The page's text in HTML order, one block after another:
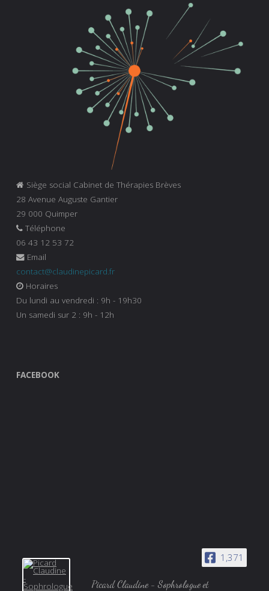
Siège social Cabinet de Thérapies Brèves
28 Avenue Auguste Gantier
29 000 Quimper
Téléphone
06 43 12 53 72
Email
contact@claudinepicard.fr
Horaires
Du lundi au vendredi : 9h - 19h30
Un samedi sur 2 : 9h - 12h
FACEBOOK
1,371
Picard Claudine - Sophrologue et